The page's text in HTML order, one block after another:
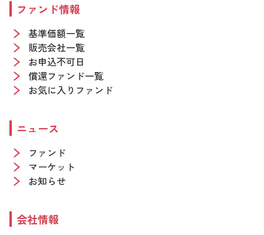
ファンド情報
基準価額一覧
販売会社一覧
お申込不可日
償還ファンド一覧
お気に入りファンド
ニュース
ファンド
マーケット
お知らせ
会社情報